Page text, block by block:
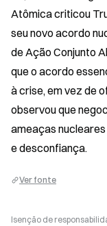
Atômica criticou
seu novo acordo
de Ação Conjunto
que o acordo
à crise, em vez de
observou que
ameaças
e desconfiança.
Ver fonte
Isenção de